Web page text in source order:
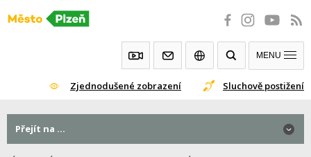
Přeskočit
Zjednodušené zobrazení Sluchově postižení
MENU
Přejít na ...